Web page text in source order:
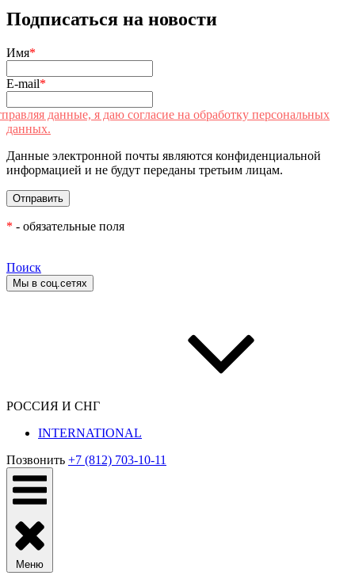
Подписаться на новости
Имя*
E-mail*
данные, я даю согласие на обработку персональных
данных.
Данные электронной почты являются конфиденциальной
информацией и не будут переданы третьим лицам.
* - обязательные поля
Поиск
Мы в соц.сетях
РОССИЯ И СНГ
INTERNATIONAL
Позвонить +7 (812) 703-10-11
Меню